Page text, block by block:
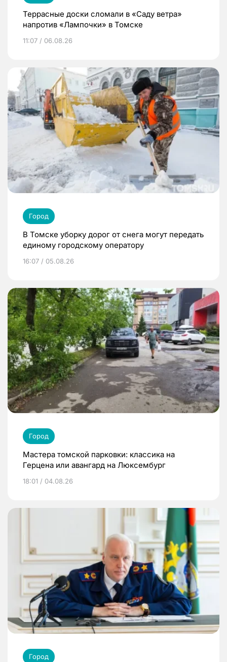
Террасные доски сломали в «Саду ветра»
напротив «Лампочки» в Томске
11:07 / 06.08.26
Город
В Томске уборку дорог от снега могут передать
единому городскому оператору
16:07 / 05.08.26
Город
Мастера томской парковки: классика на
Герцена или авангард на Люксембург
18:01 / 04.08.26
Город